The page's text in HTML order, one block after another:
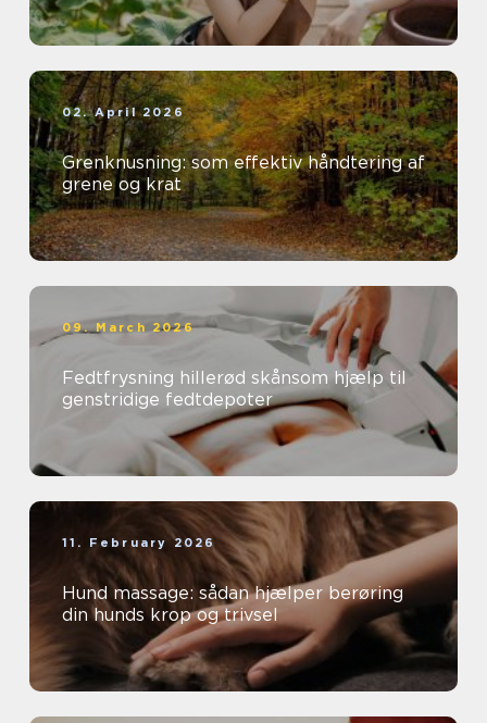
02. April 2026
Grenknusning: som effektiv håndtering af
grene og krat
09. March 2026
Fedtfrysning hillerød skånsom hjælp til
genstridige fedtdepoter
11. February 2026
Hund massage: sådan hjælper berøring
din hunds krop og trivsel